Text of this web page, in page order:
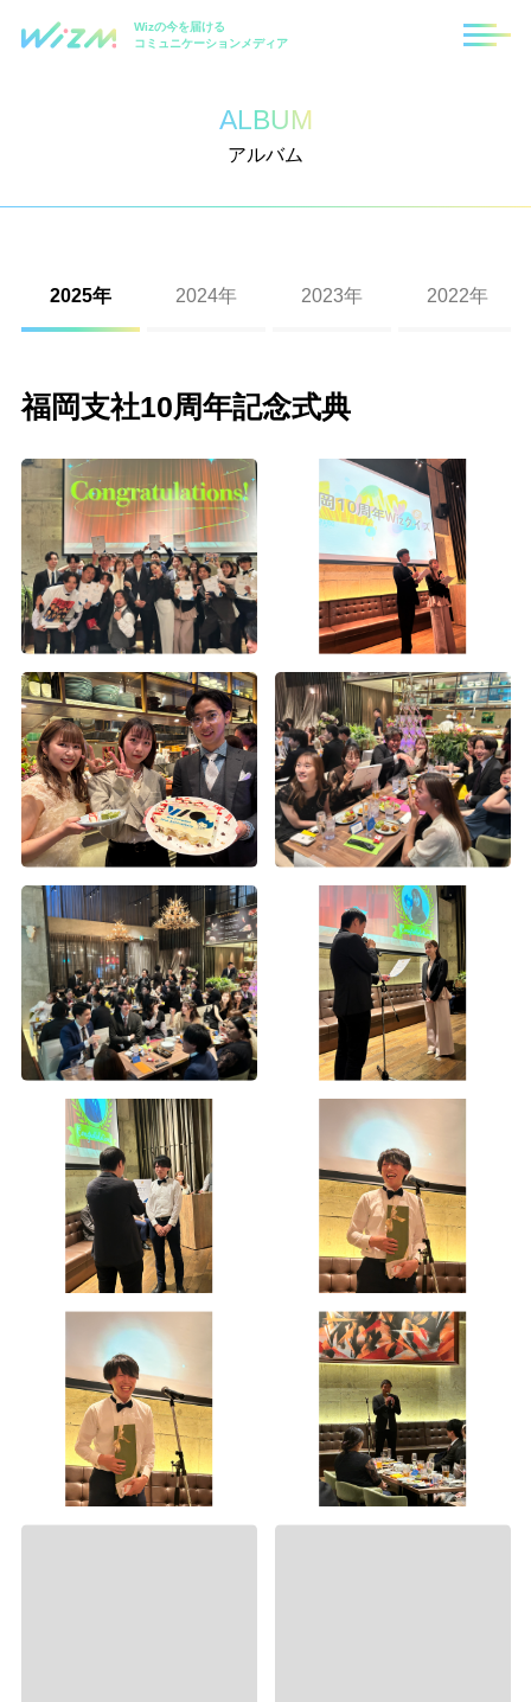
Wizの今を届ける
コミュニケーションメディア
ALBUM
アルバム
2025年 2024年
第六回 パートナー運動会
沖縄社員旅行
2024年度 春の大運動会（大阪・福岡・札幌）
第五回 Wizパートナー運動会
第六回 Wiz大阪支社 大運動会
2024年度 春の大運動会（東京）
入社式
2023年
第四回 Wizパートナー運動会
沖縄旅行
2023年度 春の大運動会（東京・大阪）
第三回 パートナー運動会
入社式
2022年
2022年度 秋の大運動会
沖縄社員旅行
2022年度 春の大運動会
Wiz 創立10周年 記念式典
入社式
第5回ハロウィンイベント
2020年度内定式兼経営方針発表会＆懇親会
2019年度経営方針発表会及び2018度下期表彰式
2019年度沖縄社員旅行
2019年度春の大運動会
2019年度入社式＆懇親会
2019年度経営方針発表会及び表彰式
2018年度秋の運動会
2019年度内定式兼経営方針発表会＆懇親会
2018年度経営方針発表会及び表彰式
2018年度花火大会
2018年度沖縄社員旅行
2018年度運動会
2018年度入社会
2018年度懇親会
2018年度上期経営方針発表会及び表彰式
第3回Wizハロウィンイベント
2018年度内定証書授与式兼経営方針発表会
2017年度花火大会
2017年度下期経営方針発表会及び表彰式
2017年度沖縄社員旅行
2017年度大運動会
設立5周年記念式典
2017年度入社式兼経営方針発表会
2016年度お疲れ様会
2017年度上期経営方針発表会及び表彰式
2016年度沖縄社員旅行
2016年度下期経営方針発表会及び表彰式
2016年度入社式兼経営方針発表会
2015年お疲れ様会
2016経営方針発表会及び表彰式
2015秋の社員旅行in北海道2
札幌一周年記念フットサル大会＆祝賀会
2015年秋の社員旅行in北海道1
第1回Wizハロウィンイベント
第2回Wiz大運動会（14）
第2回Wiz大運動会（13）
第2回Wiz大運動会（12）
第2回Wiz大運動会（11）
第2回Wiz大運動会（10）
第2回Wiz大運動会（7）
第2回Wiz大運動会（6）
第2回Wiz大運動会（5）
第2回Wiz大運動会（4）
第2回Wiz大運動会（9）
第2回Wiz大運動会（3）
第2回Wiz大運動会（1）
2016年度内定式懇親会
第2回Wiz大運動会（8）
神宮外苑花火大会
福岡支社10周年記念式典